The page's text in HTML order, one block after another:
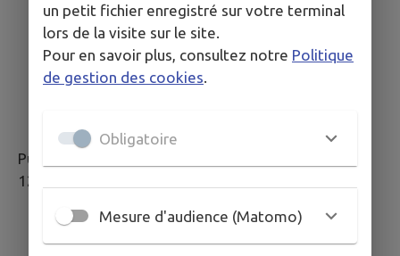
Publié le :
12 novembre 2024 11:24
un petit fichier enregistré sur votre terminal
lors de la visite sur le site.
Pour en savoir plus, consultez notre Politique
de gestion des cookies.
Obligatoire
Mesure d'audience (Matomo)